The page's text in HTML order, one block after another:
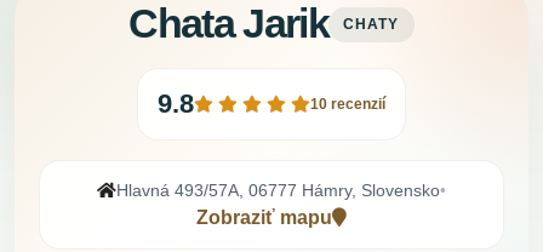
Chata Jarik CHATY
9.8 10 recenzií
Hlavná 493/57A, 06777 Hámry, Slovensko•
Zobraziť mapu